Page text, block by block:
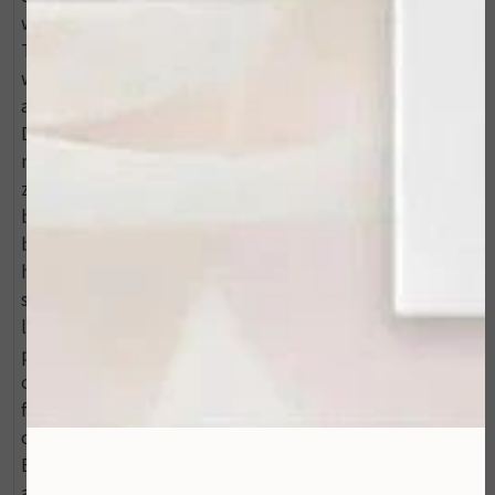
wilgenschors extract. De unieke Vectorize-
Technology™ in dit serum zorgt ervoor dat actieve
werkstoffen over een periode van 48 uur worden
afgegeven, voor een optimale werking. PREVENTION+
Daily Matte Moisturizer SPF 30 (43 g) - Deze dagcrème
met SPF is een matterende moisturizer en
zonbescherming ineen. Deze dagcrème bevat
breedspectrum UVA- en UVB-filters om de huid te
beschermen tegen verbranden en vroegtijdige
huidveroudering. Overmatige blootstelling aan uv-
stralen kunnen namelijk zorgen voor rimpels en fijne
lijntjes, verminderde huidelasticiteit en natuurlijk
pigmentatie. Voordelen Bevat een volledige
ochtendroutine Ideaal voor hyperpigmentatie Travel-
friendly set Voor alle huidtypen Inclusief handige
cosmetic bag Gebruik: ILUMA - Intense Brightening
Exfoliating Cleanser - Zet deze effectieve cleanser in